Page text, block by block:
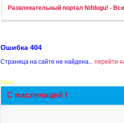
Развлекательный портал Nifdugu! -
Ошибка 404
Страница на сайте не найдена... перейти
New!
С масленицей !